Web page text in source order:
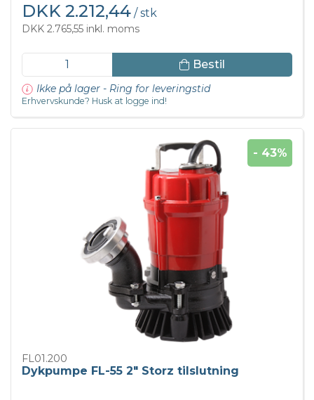
DKK 2.212,44 / stk
DKK 2.765,55 inkl. moms
Bestil
Ikke på lager - Ring for leveringstid
Erhvervskunde? Husk at logge ind!
- 43%
FL01.200
Dykpumpe FL-55 2" Storz tilslutning